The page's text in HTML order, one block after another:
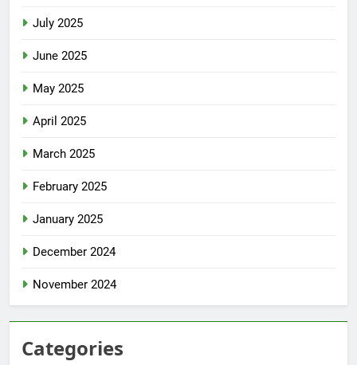
July 2025
June 2025
May 2025
April 2025
March 2025
February 2025
January 2025
December 2024
November 2024
Categories